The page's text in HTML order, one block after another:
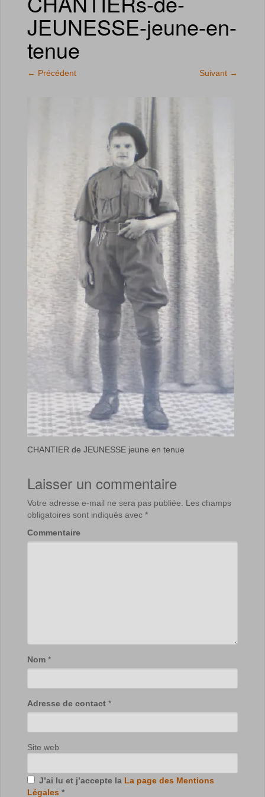
JEUNESSE-jeune-en-
tenue
← Précédent Suivant →
CHANTIER de JEUNESSE jeune en tenue
Laisser un commentaire
Votre adresse e-mail ne sera pas publiée.
Les champs
obligatoires sont indiqués avec *
Commentaire
Nom *
Adresse de contact *
Site web
J’ai lu et j’accepte la La page des Mentions
Légales *